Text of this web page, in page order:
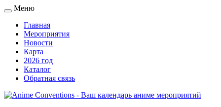
Свернуть
развернуть
Меню
Главная
Мероприятия
Новости
Карта
2026 год
Каталог
Обратная связь